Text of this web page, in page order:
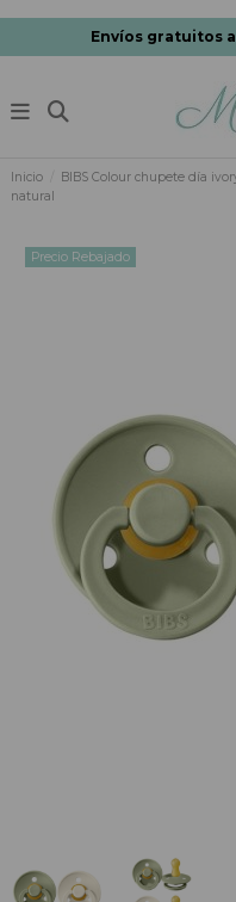
Envíos gratuitos
Inicio
BIBS Colour chupete día
natural
Precio Rebajado